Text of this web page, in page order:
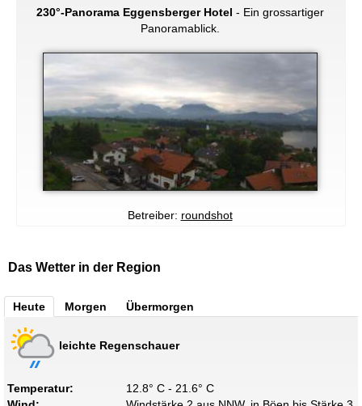
230°-Panorama Eggensberger Hotel - Ein grossartiger
Panoramablick.
Betreiber: roundshot
Das Wetter in der Region
Heute Morgen Übermorgen
leichte Regenschauer
Temperatur:
12.8° C - 21.6° C